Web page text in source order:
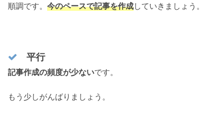
順調です。 今のペースで記事を作成していきましょう。
平行
記事作成の頻度が少ないです。
もう少しがんばりましょう。